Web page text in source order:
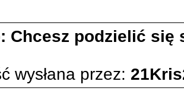
Chcesz podzielić się
wysłana przez: